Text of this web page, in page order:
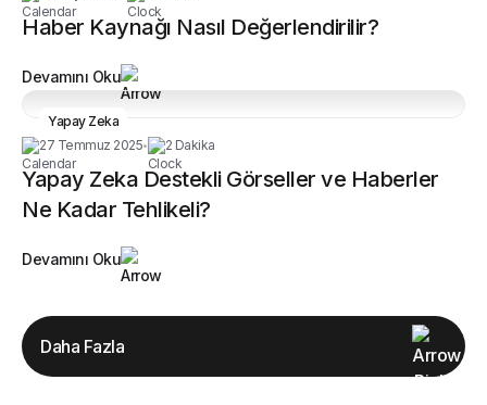
Haber Kaynağı Nasıl Değerlendirilir?
Devamını Oku
Yapay Zeka
27 Temmuz 2025• 2 Dakika
Yapay Zeka Destekli Görseller ve Haberler
Ne Kadar Tehlikeli?
Devamını Oku
Daha Fazla